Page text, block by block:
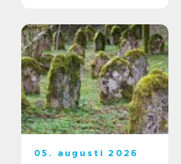
05. augusti 2026